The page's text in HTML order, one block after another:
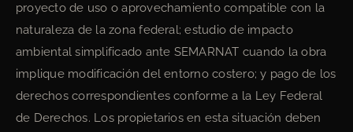
proyecto de uso o aprovechamiento compatible con la
naturaleza de la zona federal; estudio de impacto
ambiental simplificado ante SEMARNAT cuando la obra
implique modificación del entorno costero; y pago de los
derechos correspondientes conforme a la Ley Federal
de Derechos. Los propietarios en esta situación deben